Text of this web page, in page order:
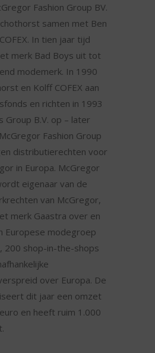
Fashion Group BV.
samen met Ben
In tien jaar tijd
merk Bad Boys uit tot
modemerk. In 1990
en Kolff COFEX aan
en richten in 1993
Group B.V. op – later
Fashion Group
distributierechten voor
in Europa. McGregor
eigenaar van de
van McGregor,
merk Gaastra over en
Europese modegroep
200 shop-in-the-shops
over Europa. De
dit jaar een omzet
en heeft ruim 1.000